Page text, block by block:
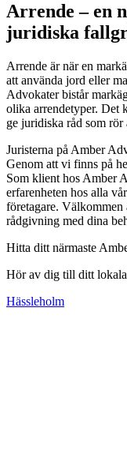
Arrende – en
juridiska
Arrende är när en
att använda jord eller
Advokater bistår
olika arrendetyper. Det
ge juridiska råd som rör
Juristerna på Amber
Genom att vi finns på
Som klient hos Amber
erfarenheten hos alla
företagare.
rådgivning med dina
Hitta ditt närmaste
Hör av dig till ditt
Hässleholm